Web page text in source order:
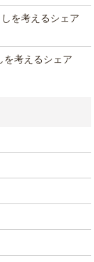
を考えるシェア
を考えるシェア